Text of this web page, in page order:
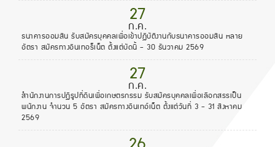
27
ก.ค.
ธนาคารออมสิน รับสมัครบุคคลเพื่อเข้าปฏิบัติงานกับธนาคารออมสิน หลาย
อัตรา สมัครทางอินเทอร็เน็ต ตั้งแต่บัดนี้ - 30 ธันวาคม 2569
27
ก.ค.
สำนักงานการปฏิรูปที่ดินเพื่อเกษตรกรรม รับสมัครบุคคลเพื่อเลือกสรรเป็น
พนักงาน จำนวน 5 อัตรา สมัครทางอินเทอ์เน็ต ตั้งแต่วันที่ 3 - 31 สิงหาคม
2569